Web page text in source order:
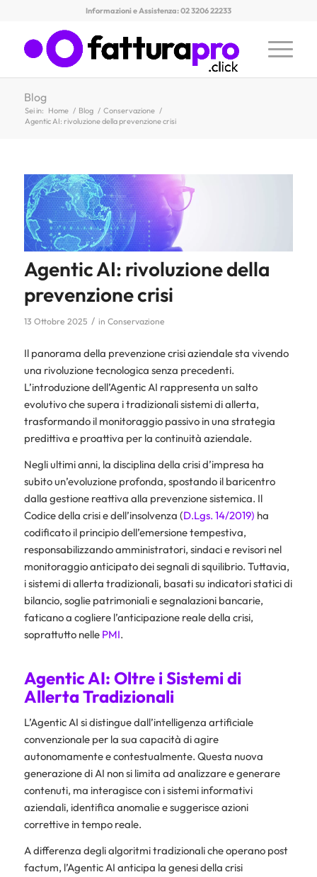
Informazioni e Assistenza: 02 3206 22233
Blog
Sei in: Home / Blog / Conservazione /
Agentic AI: rivoluzione della prevenzione crisi
Agentic AI: rivoluzione della
prevenzione crisi
13 Ottobre 2025 / in Conservazione
Il panorama della prevenzione crisi aziendale sta vivendo
una rivoluzione tecnologica senza precedenti.
L’introduzione dell’Agentic AI rappresenta un salto
evolutivo che supera i tradizionali sistemi di allerta,
trasformando il monitoraggio passivo in una strategia
predittiva e proattiva per la continuità aziendale.
Negli ultimi anni, la disciplina della crisi d’impresa ha
subito un’evoluzione profonda, spostando il baricentro
dalla gestione reattiva alla prevenzione sistemica. Il
Codice della crisi e dell’insolvenza (D.Lgs. 14/2019) ha
codificato il principio dell’emersione tempestiva,
responsabilizzando amministratori, sindaci e revisori nel
monitoraggio anticipato dei segnali di squilibrio. Tuttavia,
i sistemi di allerta tradizionali, basati su indicatori statici di
bilancio, soglie patrimoniali e segnalazioni bancarie,
faticano a cogliere l’anticipazione reale della crisi,
soprattutto nelle PMI.
Agentic AI: Oltre i Sistemi di
Allerta Tradizionali
L’Agentic AI si distingue dall’intelligenza artificiale
convenzionale per la sua capacità di agire
autonomamente e contestualmente. Questa nuova
generazione di AI non si limita ad analizzare e generare
contenuti, ma interagisce con i sistemi informativi
aziendali, identifica anomalie e suggerisce azioni
correttive in tempo reale.
A differenza degli algoritmi tradizionali che operano post
factum, l’Agentic AI anticipa la genesi della crisi